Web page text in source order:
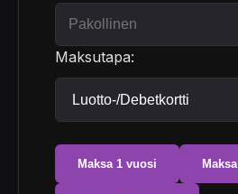
Maksutapa:
Maksa 1 vuosi